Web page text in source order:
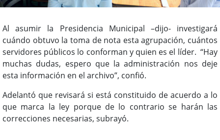
Al asumir la Presidencia Municipal –dijo- investigará
cuándo obtuvo la toma de nota esta agrupación, cuántos
servidores públicos lo conforman y quien es el líder. “Hay
muchas dudas, espero que la administración nos deje
esta información en el archivo”, confió.
Adelantó que revisará si está constituido de acuerdo a lo
que marca la ley porque de lo contrario se harán las
correcciones necesarias, subrayó.